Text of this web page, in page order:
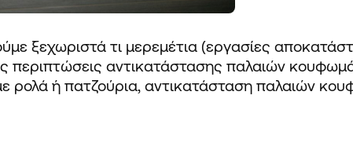
ξεχωριστά τι μερεμέτια (εργασίες
περιπτώσεις αντικατάστασης παλαιών
ρολά ή πατζούρια, αντικατάσταση παλαιών